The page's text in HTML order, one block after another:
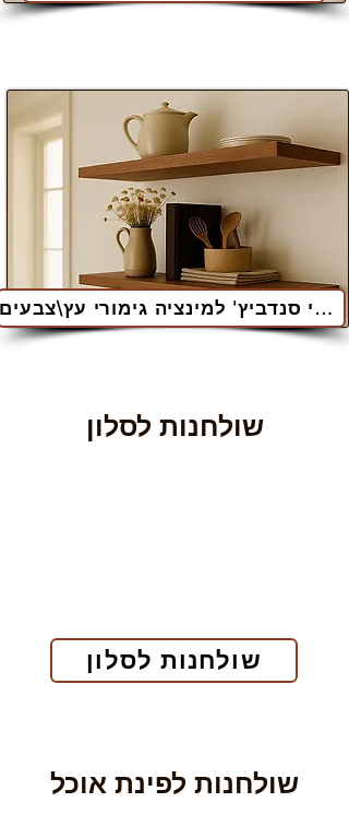
מדפי סנדביץ' למינציה גימורי עץ\צבעים
שולחנות לסלון
שולחנות לסלון
שולחנות לפינת אוכל